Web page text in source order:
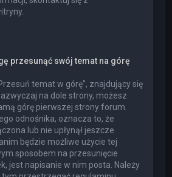
przesunąć swój temat na górę
temat w górę”, znajdujący się
na dole strony, możesz
górę pierwszej strony forum.
odnośnika, oznacza to, że
lub nie upłynął jeszcze
będzie możliwe użycie tej
sposobem na przesunięcie
jest napisanie w nim posta. Należy